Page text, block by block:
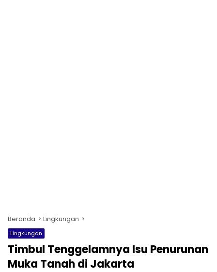
Beranda Lingkungan
Lingkungan
Timbul Tenggelamnya Isu Penurunan
Muka Tanah di Jakarta